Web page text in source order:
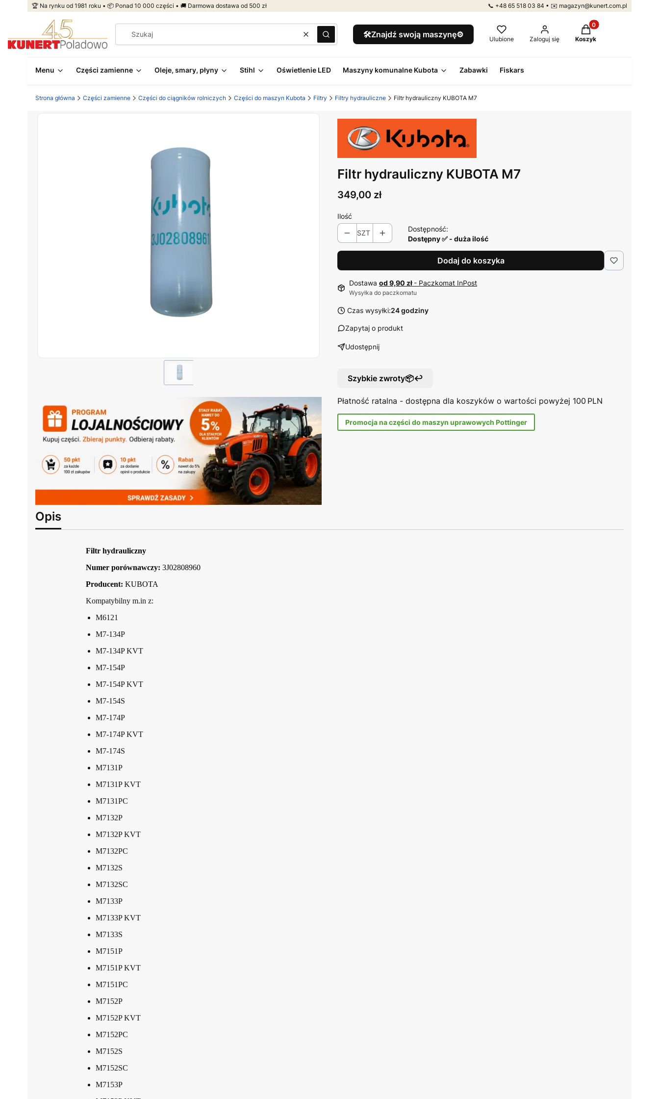
🏆 Na rynku od 1981 roku • 📦 Ponad 10 000 części • 🚚 Darmowa dostawa od 500 zł 📞 +48 65 518 03 84 • ✉️ magazyn@kunert.com.pl
WyczyśćSzukaj 🛠️Znajdź swoją maszynę⚙️ Ulubione Zaloguj się
Produkty w koszyku:
Koszyk
Menu Części zamienne Oleje, smary, płyny Stihl Oświetlenie LED Maszyny komunalne Kubota Zabawki Fiskars
Strona główna Części zamienne Części do ciągników rolniczych Części do maszyn Kubota Filtry Filtry hydrauliczne Filtr hydrauliczny KUBOTA M7
Filtr hydrauliczny KUBOTA M7
Cena
349,00 zł
Ilość
SZT
Dostępność:
Dostępny ✅ - duża ilość
Dodaj do koszyka
Dostawa od 9,90 zł - Paczkomat InPost
Wysyłka do paczkomatu
Czas wysyłki:24 godziny
Zapytaj o produkt
Udostępnij
Szybkie zwroty📦↩️
Płatność ratalna - dostępna dla koszyków o wartości powyżej 100 PLN
Promocja na części do maszyn uprawowych Pottinger
Opis
Filtr hydrauliczny
Numer porównawczy: 3J02808960
Producent: KUBOTA
Kompatybilny m.in z:
M6121
M7-134P
M7-134P KVT
M7-154P
M7-154P KVT
M7-154S
M7-174P
M7-174P KVT
M7-174S
M7131P
M7131P KVT
M7131PC
M7132P
M7132P KVT
M7132PC
M7132S
M7132SC
M7133P
M7133P KVT
M7133S
M7151P
M7151P KVT
M7151PC
M7152P
M7152P KVT
M7152PC
M7152S
M7152SC
M7153P